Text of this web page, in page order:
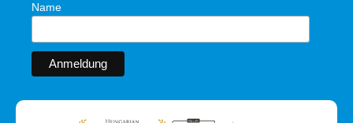
Name